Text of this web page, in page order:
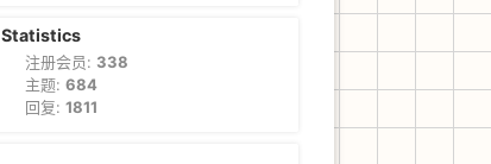
Statistics
注册会员: 338
主题: 684
回复: 1811